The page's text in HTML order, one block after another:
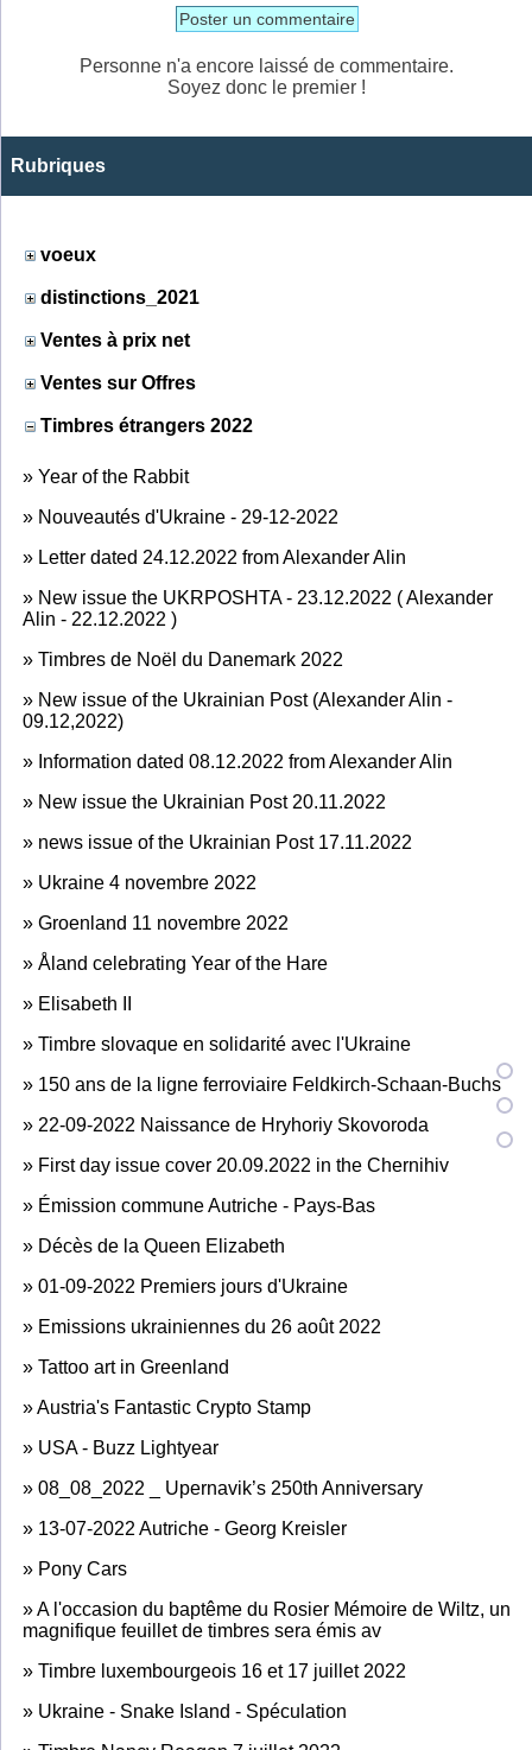
Poster un commentaire
Personne n'a encore laissé de commentaire.
Soyez donc le premier !
Rubriques
voeux
distinctions_2021
Ventes à prix net
Ventes sur Offres
Timbres étrangers 2022
» Year of the Rabbit
» Nouveautés d'Ukraine - 29-12-2022
» Letter dated 24.12.2022 from Alexander Alin
» New issue the UKRPOSHTA - 23.12.2022 ( Alexander
Alin - 22.12.2022 )
» Timbres de Noël du Danemark 2022
» New issue of the Ukrainian Post (Alexander Alin -
09.12,2022)
» Information dated 08.12.2022 from Alexander Alin
» New issue the Ukrainian Post 20.11.2022
» news issue of the Ukrainian Post 17.11.2022
» Ukraine 4 novembre 2022
» Groenland 11 novembre 2022
» Åland celebrating Year of the Hare
» Elisabeth II
» Timbre slovaque en solidarité avec l'Ukraine
» 150 ans de la ligne ferroviaire Feldkirch-Schaan-Buchs
» 22-09-2022 Naissance de Hryhoriy Skovoroda
» First day issue cover 20.09.2022 in the Chernihiv
» Émission commune Autriche - Pays-Bas
» Décès de la Queen Elizabeth
» 01-09-2022 Premiers jours d'Ukraine
» Emissions ukrainiennes du 26 août 2022
» Tattoo art in Greenland
»Austria's Fantastic Crypto Stamp
» USA - Buzz Lightyear
» 08_08_2022 _ Upernavik’s 250th Anniversary
» 13-07-2022 Autriche - Georg Kreisler
» Pony Cars
»A l'occasion du baptême du Rosier Mémoire de Wiltz, un
magnifique feuillet de timbres sera émis av
» Timbre luxembourgeois 16 et 17 juillet 2022
» Ukraine - Snake Island - Spéculation